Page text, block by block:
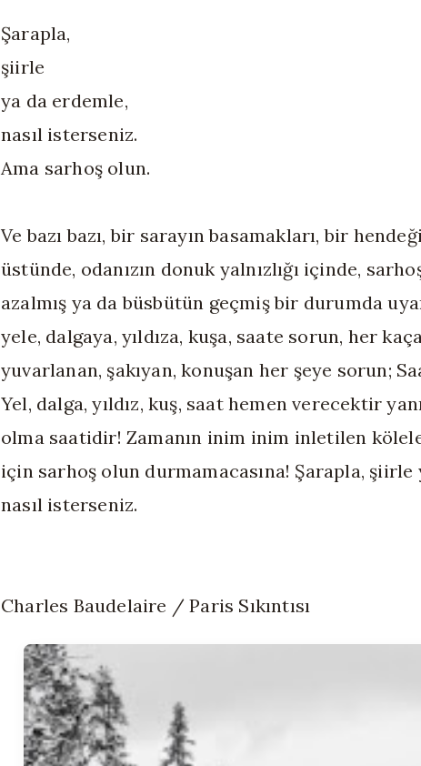
Şarapla,
şiirle
ya da erdemle,
nasıl isterseniz.
Ama sarhoş olun.
Ve bazı bazı, bir sarayın basamakları, bir
üstünde, odanızın donuk yalnızlığı içinde,
azalmış ya da büsbütün geçmiş bir durumda
yele, dalgaya, yıldıza, kuşa, saate sorun, her
yuvarlanan, şakıyan, konuşan her şeye sorun;
Yel, dalga, yıldız, kuş, saat hemen verecektir
olma saatidir! Zamanın inim inim inletilen
için sarhoş olun durmamacasına! Şarapla, şiirle
nasıl isterseniz.
Charles Baudelaire / Paris Sıkıntısı